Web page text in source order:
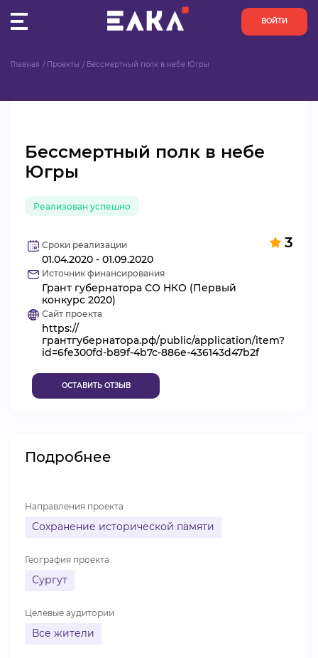
ВОЙТИ
ОРГАНИЗАЦИИ
АНАЛИТИКА
БАЗА ЗНАНИЙ
ВИДЕОКУРСЫ
Главная Проекты Бессмертный полк в небе Югры
Бессмертный полк в небе
Югры
Реализован успешно
3
Сроки реализации
01.04.2020 - 01.09.2020
Источник финансирования
Грант губернатора СО НКО (Первый
конкурс 2020)
Сайт проекта
https://
грантгубернатора.рф/public/application/item?
id=6fe300fd-b89f-4b7c-886e-436143d47b2f
ОСТАВИТЬ ОТЗЫВ
Подробнее
Направления проекта
Сохранение исторической памяти
География проекта
Сургут
Целевые аудитории
Все жители